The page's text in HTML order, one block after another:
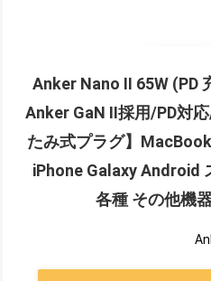
Anker Nano II 65W (PD
Anker GaN II採用/PD対
たみ式プラグ】
iPhone Galaxy Android
各種 その他機